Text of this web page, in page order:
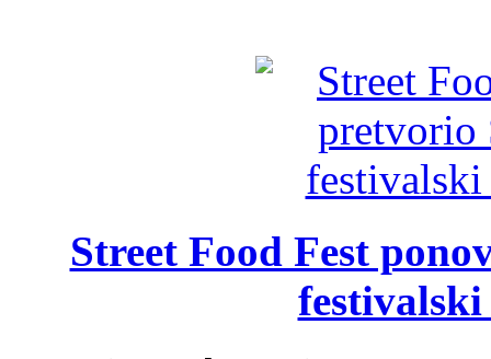
Street Food Fest